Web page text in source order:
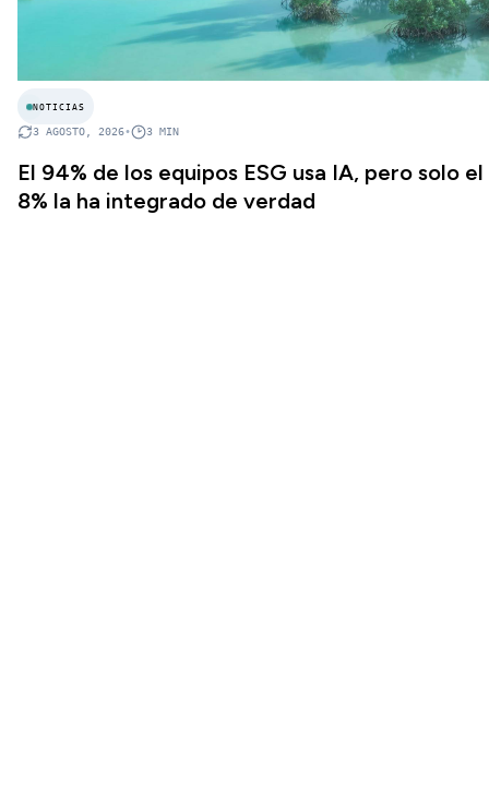
NOTICIAS
3 AGOSTO, 2026• 3 MIN
El 94% de los equipos ESG usa IA, pero solo el
8% la ha integrado de verdad